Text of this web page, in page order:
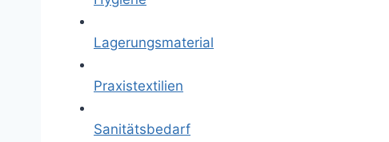
Lagerungsmaterial
Praxistextilien
Sanitätsbedarf